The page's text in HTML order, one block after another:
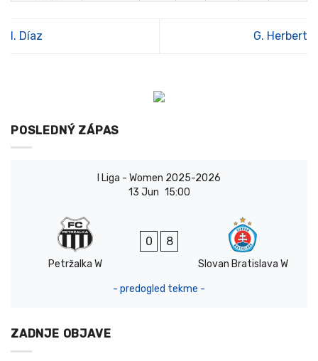
I. Díaz G. Herbert
POSLEDNÝ ZÁPAS
I Liga - Women 2025-2026
13 Jun 15:00
Petržalka W
0 8
Slovan Bratislava W
- predogled tekme -
ZADNJE OBJAVE